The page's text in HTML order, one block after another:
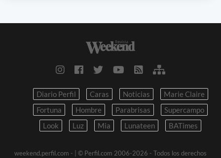
Diario Perfil Caras Noticias
Marie Claire
Fortuna
Hombre Parabrisas
Supercampo
Look
Luz Mia Lunateen BATimes
weekend.perfil.com -
| © Perfil.com 2006-2026 - Todos los derechos